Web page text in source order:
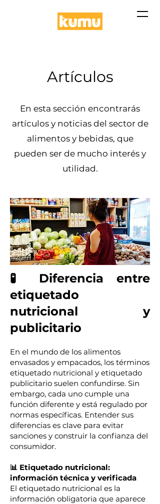
Artículos
En esta sección encontrarás
artículos y noticias del sector de
alimentos y bebidas, que
pueden ser de mucho interés y
utilidad.
🧪 Diferencia entre
etiquetado
nutricional y
publicitario
En el mundo de los alimentos
envasados y empacados, los términos
etiquetado nutricional y etiquetado
publicitario suelen confundirse. Sin
embargo, cada uno cumple una
función diferente y está regulado por
normas específicas. Entender sus
diferencias es clave para evitar
sanciones y construir la confianza del
consumidor.
📊 Etiquetado nutricional:
información técnica y verificada
El etiquetado nutricional es la
información obligatoria que aparece